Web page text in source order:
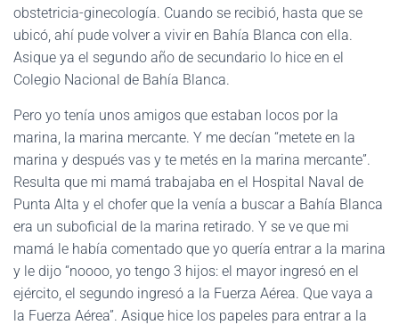
obstetricia-ginecología. Cuando se recibió, hasta que se
ubicó, ahí pude volver a vivir en Bahía Blanca con ella.
Asique ya el segundo año de secundario lo hice en el
Colegio Nacional de Bahía Blanca.
Pero yo tenía unos amigos que estaban locos por la
marina, la marina mercante. Y me decían “metete en la
marina y después vas y te metés en la marina mercante”.
Resulta que mi mamá trabajaba en el Hospital Naval de
Punta Alta y el chofer que la venía a buscar a Bahía Blanca
era un suboficial de la marina retirado. Y se ve que mi
mamá le había comentado que yo quería entrar a la marina
y le dijo “noooo, yo tengo 3 hijos: el mayor ingresó en el
ejército, el segundo ingresó a la Fuerza Aérea. Que vaya a
la Fuerza Aérea”. Asique hice los papeles para entrar a la